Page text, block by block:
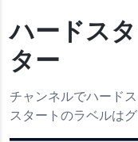
ハードス
ター
チャンネルでハード
スタートのラベルは